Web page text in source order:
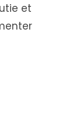
et